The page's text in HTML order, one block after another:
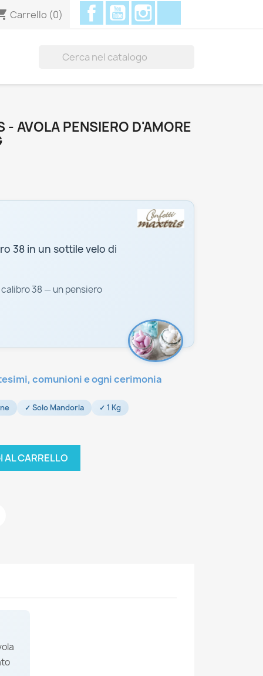
Carrello (0)
FacebookYouTube
- AVOLA PENSIERO D'AMORE
38 in un sottile velo di
calibro 38 — un pensiero
comunioni e ogni cerimonia
✓ Solo Mandorla ✓ 1 Kg
AL CARRELLO